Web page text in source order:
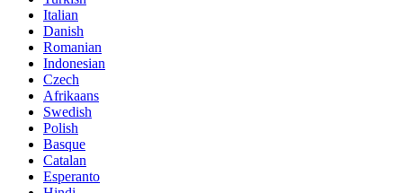
Italian
Danish
Romanian
Indonesian
Czech
Afrikaans
Swedish
Polish
Basque
Catalan
Esperanto